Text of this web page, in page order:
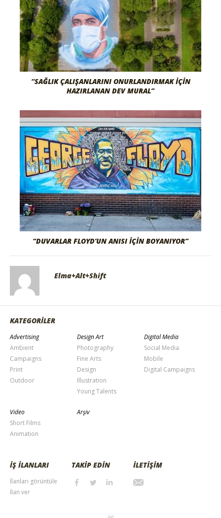
“SAĞLIK ÇALIŞANLARINI ONURLANDIRMAK İÇIN
HAZIRLANAN DEV MURAL”
“DUVARLAR FLOYD’UN ANISI İÇIN BOYANIYOR”
Elma+Alt+Shift
KATEGORİLER
Advertising
Ambient
Campaigns
Print
Outdoor
Design Art
Photography
Fine Arts
Design
Illustration
Young Talents
Digital Media
Social Media
Mobile
Digital Campaigns
Video
Short Films
Animation
Arşiv
İŞ İLANLARI
İlanları görüntüle
İlan ver
TAKİP EDİN İLETİŞİM